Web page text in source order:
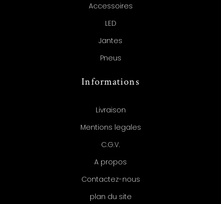
Accessoires
LED
Jantes
Pneus
Informations
Livraison
Mentions legales
C.G.V.
A propos
Contactez-nous
plan du site